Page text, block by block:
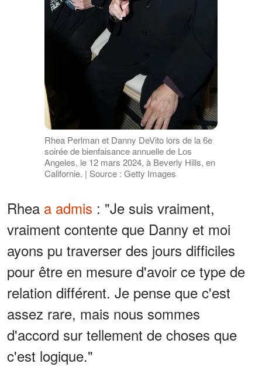
Rhea Perlman et Danny DeVito lors de la 6e
soirée de bienfaisance annuelle de Los
Angeles, le 12 mars 2024, à Beverly Hills, en
Californie. | Source : Getty Images
Rhea a admis : "Je suis vraiment,
vraiment contente que Danny et moi
ayons pu traverser des jours difficiles
pour être en mesure d'avoir ce type de
relation différent. Je pense que c'est
assez rare, mais nous sommes
d'accord sur tellement de choses que
c'est logique."